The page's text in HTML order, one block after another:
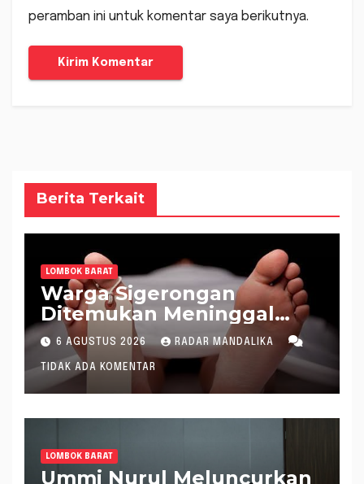
peramban ini untuk komentar saya berikutnya.
Berita Terkait
LOMBOK BARAT
Warga Sigerongan
Ditemukan Meninggal
saat Setrum Ikan di
Sungai
6 AGUSTUS 2026 RADAR MANDALIKA
TIDAK ADA KOMENTAR
LOMBOK BARAT
Ummi Nurul Meluncurkan